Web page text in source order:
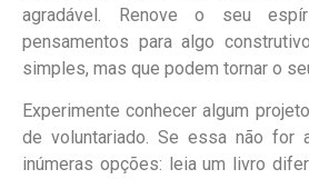
agradável. Renove o seu
pensamentos para algo
simples, mas que podem tornar o
Experimente conhecer algum
de voluntariado. Se essa não for
inúmeras opções: leia um livro